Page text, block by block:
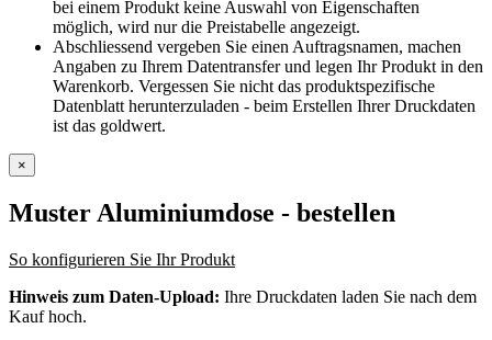
bei einem Produkt keine Auswahl von Eigenschaften
möglich, wird nur die Preistabelle angezeigt.
Abschliessend vergeben Sie einen Auftragsnamen, machen
Angaben zu Ihrem Datentransfer und legen Ihr Produkt in den
Warenkorb. Vergessen Sie nicht das produktspezifische
Datenblatt herunterzuladen - beim Erstellen Ihrer Druckdaten
ist das goldwert.
×
Muster Aluminiumdose - bestellen
So konfigurieren Sie Ihr Produkt
Hinweis zum Daten-Upload: Ihre Druckdaten laden Sie nach dem
Kauf hoch.